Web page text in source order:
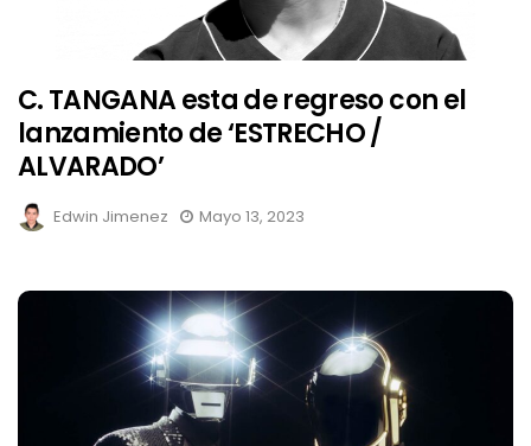
C. TANGANA esta de regreso con el
lanzamiento de ‘ESTRECHO /
ALVARADO’
Edwin Jimenez Mayo 13, 2023